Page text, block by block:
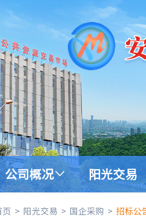
公司概况 阳光交易
页 > 阳光交易 > 国企采购 > 招标公